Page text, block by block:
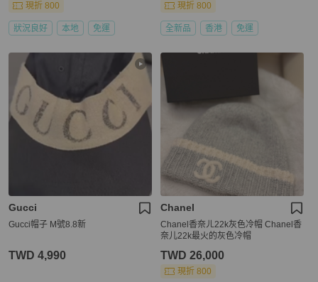
現折 800
狀況良好 本地 免運
現折 800
全新品 香港 免運
Gucci
Gucci帽子 M號8.8新
TWD 4,990
Chanel
Chanel香奈ㄦ22k灰色冷帽 Chanel香
奈儿22k最火的灰色冷帽
TWD 26,000
現折 800